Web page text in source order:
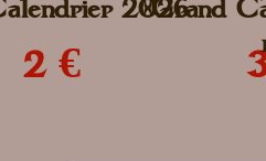
2026
2 €
Grand